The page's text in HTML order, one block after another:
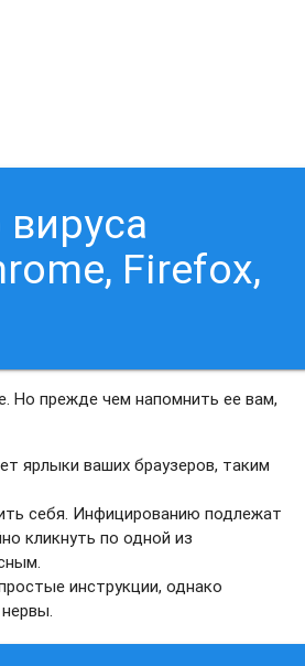
Firefox,
Но прежде чем напомнить ее вам,
ярлыки ваших браузеров, таким
себя. Инфицированию подлежат
кликнуть по одной из
инструкции, однако